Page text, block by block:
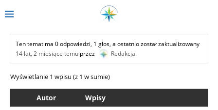
Ten temat ma 0 odpowiedzi, 1 głos, a ostatnio został zaktualizowany
14 lat, 2 miesiące temu przez Redakcja.
Wyświetlanie 1 wpisu (z 1 w sumie)
Autor Wpisy